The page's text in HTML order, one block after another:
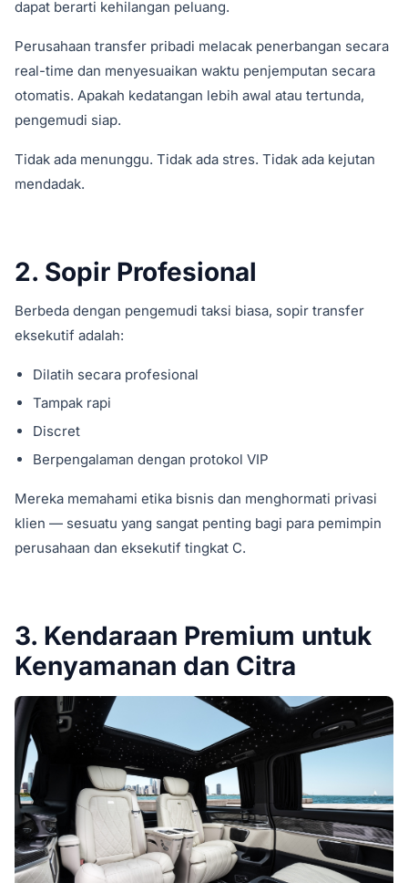
dapat berarti kehilangan peluang.
Perusahaan transfer pribadi melacak penerbangan secara
real-time dan menyesuaikan waktu penjemputan secara
otomatis. Apakah kedatangan lebih awal atau tertunda,
pengemudi siap.
Tidak ada menunggu. Tidak ada stres. Tidak ada kejutan
mendadak.
2. Sopir Profesional
Berbeda dengan pengemudi taksi biasa, sopir transfer
eksekutif adalah:
Dilatih secara profesional
Tampak rapi
Discret
Berpengalaman dengan protokol VIP
Mereka memahami etika bisnis dan menghormati privasi
klien — sesuatu yang sangat penting bagi para pemimpin
perusahaan dan eksekutif tingkat C.
3. Kendaraan Premium untuk
Kenyamanan dan Citra